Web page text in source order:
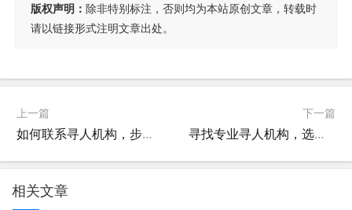
版权声明： 除非特别标注，否则均为本站原创文章，转载时
请以链接形式注明文章出处。
上一篇
如何联系寻人机构，步骤与注意事项
下一篇
寻找专业寻人机构，选择适合的服务提供商
相关文章